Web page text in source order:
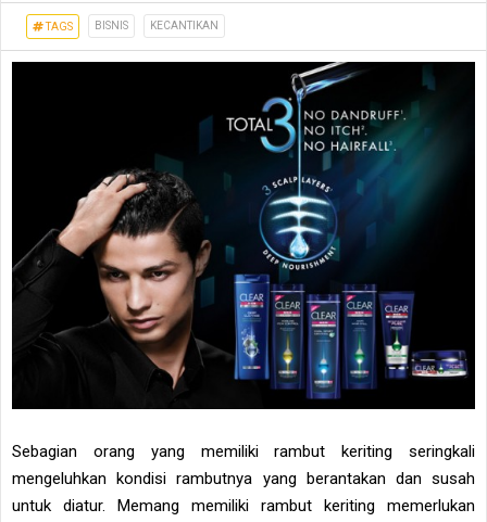
TAGS BISNIS KECANTIKAN
Sebagian orang yang memiliki rambut keriting seringkali
mengeluhkan kondisi rambutnya yang berantakan dan susah
untuk diatur. Memang memiliki rambut keriting memerlukan